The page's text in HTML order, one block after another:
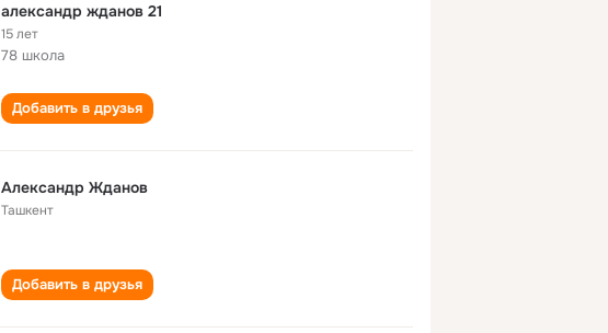
александр жданов 21
15 лет
78 школа
Добавить в друзья
Александр Жданов
Ташкент
Добавить в друзья